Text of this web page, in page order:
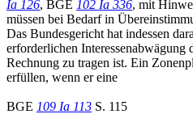
Ia 126, BGE 102 Ia 336, mit
müssen bei Bedarf in
Das Bundesgericht hat indessen
erforderlichen Interessenabwägung
Rechnung zu tragen ist. Ein
erfüllen, wenn er eine
BGE 109 Ia 113 S. 115